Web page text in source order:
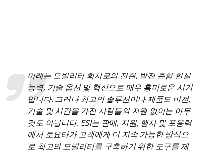
미래는 모빌리티 회사로의 전환, 발전 혼합 현실
능력, 기술 옵션 및 혁신으로 매우 흥미로운 시기
입니다. 그러나 최고의 솔루션이나 제품도 비전,
기술 및 시간을 가진 사람들의 지원 없이는 아무
것도 아닙니다. ESI는 판매, 지원, 행사 및 포용력
에서 토요타가 고객에게 더 지속 가능한 방식으
로 최고의 모빌리티를 구축하기 위한 도구를 제